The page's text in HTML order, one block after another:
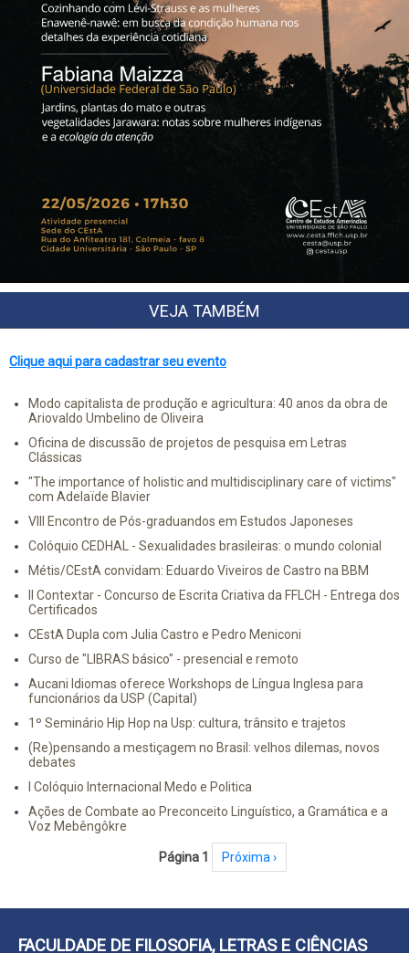
VEJA TAMBÉM
Clique aqui para cadastrar seu evento
Modo capitalista de produção e agricultura: 40 anos da obra de
Ariovaldo Umbelino de Oliveira
Oficina de discussão de projetos de pesquisa em Letras
Clássicas
"The importance of holistic and multidisciplinary care of victims"
com Adelaïde Blavier
VIII Encontro de Pós-graduandos em Estudos Japoneses
Colóquio CEDHAL - Sexualidades brasileiras: o mundo colonial
Métis/CEstA convidam: Eduardo Viveiros de Castro na BBM
II Contextar - Concurso de Escrita Criativa da FFLCH - Entrega dos
Certificados
CEstA Dupla com Julia Castro e Pedro Meniconi
Curso de "LIBRAS básico" - presencial e remoto
Aucani Idiomas oferece Workshops de Língua Inglesa para
funcionários da USP (Capital)
1º Seminário Hip Hop na Usp: cultura, trânsito e trajetos
(Re)pensando a mestiçagem no Brasil: velhos dilemas, novos
debates
I Colóquio Internacional Medo e Politica
Ações de Combate ao Preconceito Linguístico, a Gramática e a
Voz Mebêngôkre
Página 1 Próxima página
Próxima ›
FACULDADE DE FILOSOFIA, LETRAS E CIÊNCIAS